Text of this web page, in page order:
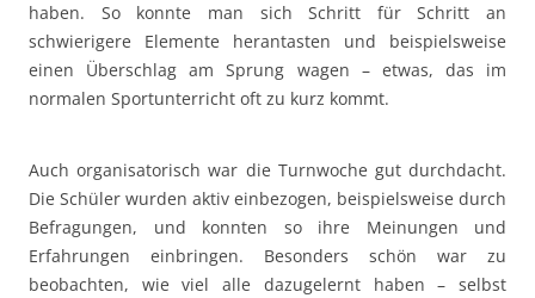
haben. So konnte man sich Schritt für Schritt an
schwierigere Elemente herantasten und beispielsweise
einen Überschlag am Sprung wagen – etwas, das im
normalen Sportunterricht oft zu kurz kommt.
Auch organisatorisch war die Turnwoche gut durchdacht.
Die Schüler wurden aktiv einbezogen, beispielsweise durch
Befragungen, und konnten so ihre Meinungen und
Erfahrungen einbringen. Besonders schön war zu
beobachten, wie viel alle dazugelernt haben – selbst